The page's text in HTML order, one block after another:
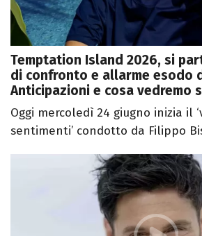
Temptation Island 2026, si
di confronto e allarme esodo
Anticipazioni e cosa vedremo
Oggi mercoledì 24 giugno inizia il
sentimenti’ condotto da Filippo